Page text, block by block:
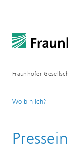
Fraunhofer-
Wo bin ich?